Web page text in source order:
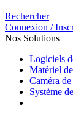
Rechercher
Connexion /
Nos Solutions
Logiciels
Matériel
Caméra
Système